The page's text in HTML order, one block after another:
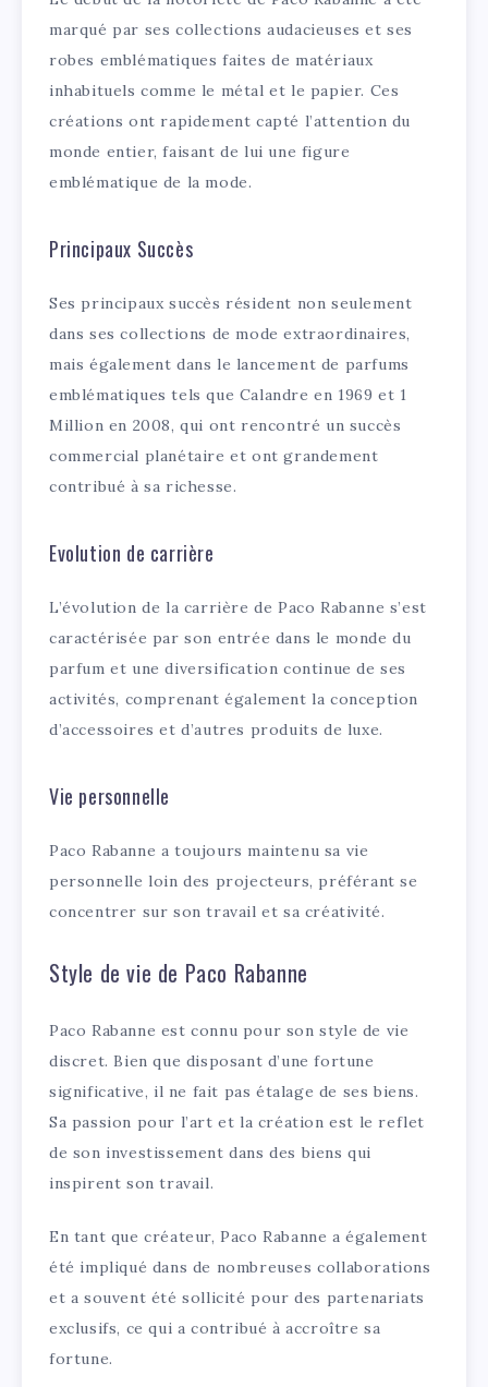
marqué par ses collections audacieuses et ses
robes emblématiques faites de matériaux
inhabituels comme le métal et le papier. Ces
créations ont rapidement capté l’attention du
monde entier, faisant de lui une figure
emblématique de la mode.
Principaux Succès
Ses principaux succès résident non seulement
dans ses collections de mode extraordinaires,
mais également dans le lancement de parfums
emblématiques tels que Calandre en 1969 et 1
Million en 2008, qui ont rencontré un succès
commercial planétaire et ont grandement
contribué à sa richesse.
Evolution de carrière
L’évolution de la carrière de Paco Rabanne s’est
caractérisée par son entrée dans le monde du
parfum et une diversification continue de ses
activités, comprenant également la conception
d’accessoires et d’autres produits de luxe.
Vie personnelle
Paco Rabanne a toujours maintenu sa vie
personnelle loin des projecteurs, préférant se
concentrer sur son travail et sa créativité.
Style de vie de Paco Rabanne
Paco Rabanne est connu pour son style de vie
discret. Bien que disposant d’une fortune
significative, il ne fait pas étalage de ses biens.
Sa passion pour l’art et la création est le reflet
de son investissement dans des biens qui
inspirent son travail.
En tant que créateur, Paco Rabanne a également
été impliqué dans de nombreuses collaborations
et a souvent été sollicité pour des partenariats
exclusifs, ce qui a contribué à accroître sa
fortune.